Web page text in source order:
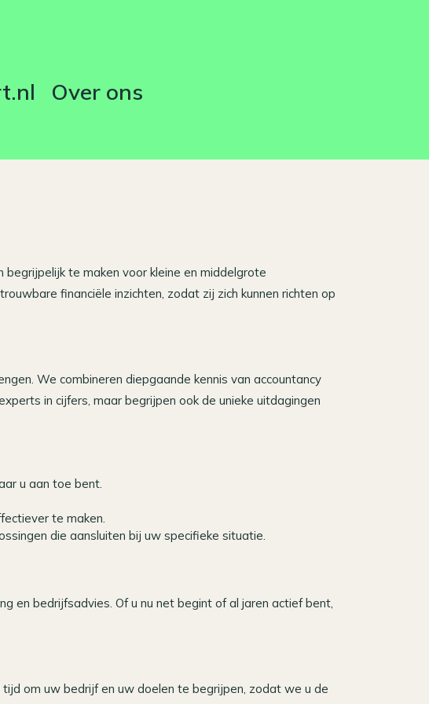
Over ons
te maken voor kleine en middelgrote
financiële inzichten, zodat zij zich kunnen richten op
We combineren diepgaande kennis van accountancy
in cijfers, maar begrijpen ook de unieke uitdagingen
u aan toe bent.
te maken.
die aansluiten bij uw specifieke situatie.
en bedrijfsadvies. Of u nu net begint of al jaren actief bent,
om uw bedrijf en uw doelen te begrijpen, zodat we u de